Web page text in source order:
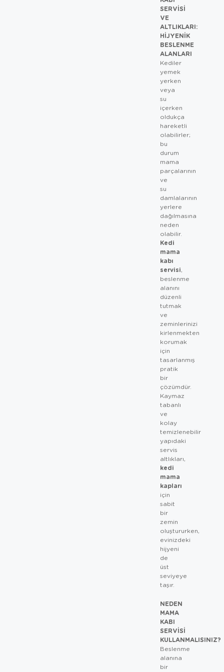
SERVISI
VE
ALTLIKLARI:
HIJYENIK
BESLENME
ALANLARI
Kediler
yemek
yerken
veya
su
içerken
oldukça
hareketli
olabilirler;
bu
durum
mama
parçalarının
ve
su
damlalarının
yerlere
dağılmasına
neden
olabilir.
Kedi
mama
kabı
servisi,
beslenme
alanını
düzenli
tutmak
ve
zeminlerinizi
kirlenmekten
korumak
için
tasarlanmış
pratik
bir
çözümdür.
Kaymaz
tabanlı
ve
kolay
temizlenebilir
yapıdaki
servis
altlıkları,
kedi
mama
kapları
için
sabit
bir
zemin
oluştururken,
evinizdeki
hijyeni
de
üst
seviyeye
taşır.
NEDEN
MAMA
KABI
SERVISI
KULLANMALISINIZ?
Beslenme
alanına
bir